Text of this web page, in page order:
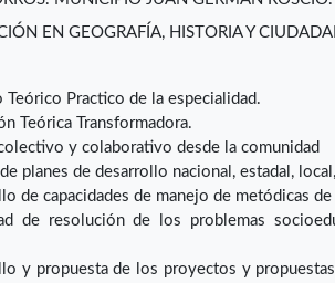
EN GEOGRAFÍA, HISTORIA Y
Teórico Practico de la especialidad.
Teórica Transformadora.
colectivo y colaborativo desde la comunidad
planes de desarrollo nacional, estadal,
de capacidades de manejo de metódicas
de resolución de los problemas
y propuesta de los proyectos y